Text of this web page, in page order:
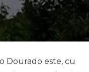
Dourado este, cu